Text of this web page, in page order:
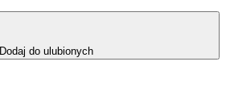
Dodaj do ulubionych